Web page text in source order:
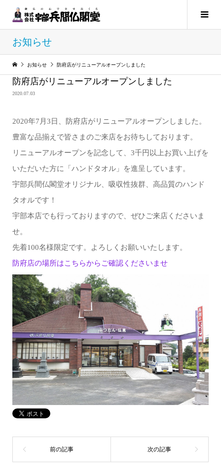
お知らせ
お知らせ 防府店がリニューアルオープンしました
防府店がリニューアルオープンしました
2020.07.03
2020年7月3日、防府店がリニューアルオープンしました。
豊富な品揃えで皆さまのご来店をお待ちしております。
リニューアルオープンを記念して、3千円以上お買い上げを
いただいた方に「ハンドタオル」を進呈しています。
宇部兵間仏閣堂オリジナル、吸収性抜群、高品質のハンド
タオルです！
宇部本店でも行っておりますので、ぜひご来店くださいま
せ。
先着100名様限定です。よろしくお願いいたします。
防府店の場所はこちらからご確認くださいませ